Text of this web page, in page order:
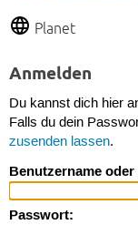
Planet
Anmelden
Du kannst dich hier
Falls du dein
zusenden lassen.
Benutzername
Passwort: